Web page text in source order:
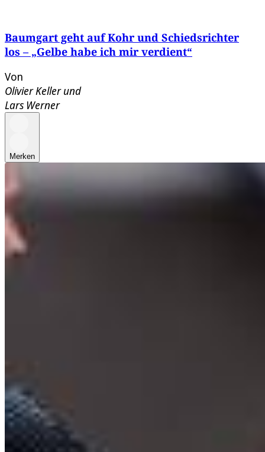
Baumgart geht auf Kohr und Schiedsrichter
los – „Gelbe habe ich mir verdient“
Von
Olivier Kellerund
Lars Werner
Merken